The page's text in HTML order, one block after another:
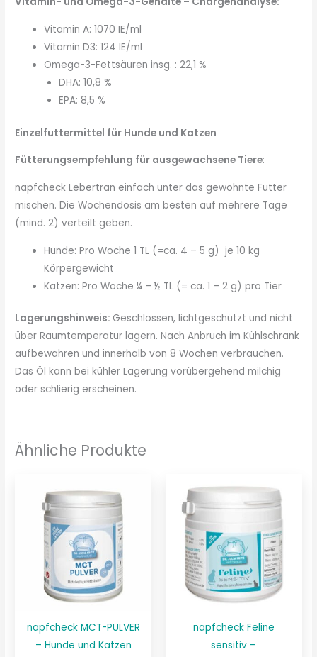
Vitamin A: 1070 IE/ml
Vitamin D3: 124 IE/ml
Omega-3-Fettsäuren insg. : 22,1 %
DHA: 10,8 %
EPA: 8,5 %
Einzelfuttermittel für Hunde und Katzen
Fütterungsempfehlung für ausgewachsene Tiere:
napfcheck Lebertran einfach unter das gewohnte Futter
mischen. Die Wochendosis am besten auf mehrere Tage
(mind. 2) verteilt geben.
Hunde: Pro Woche 1 TL (=ca. 4 – 5 g) je 10 kg
Körpergewicht
Katzen: Pro Woche ¼ – ½ TL (= ca. 1 – 2 g) pro Tier
Lagerungshinweis: Geschlossen, lichtgeschützt und nicht
über Raumtemperatur lagern. Nach Anbruch im Kühlschrank
aufbewahren und innerhalb von 8 Wochen verbrauchen.
Das Öl kann bei kühler Lagerung vorübergehend milchig
oder schlierig erscheinen.
Ähnliche Produkte
napfcheck MCT-PULVER
– Hunde und Katzen
napfcheck Feline
sensitiv –